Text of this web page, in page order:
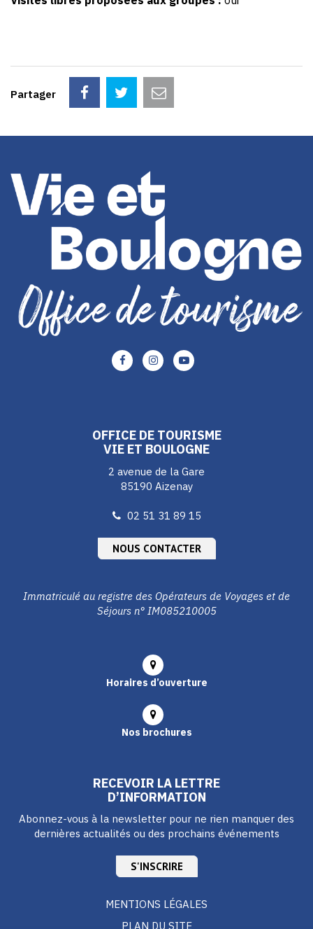
Partager
Lien
vers
Lien
vers
Lien
vers
OFFICE DE TOURISME
VIE ET BOULOGNE
2 avenue de la Gare
85190 Aizenay
02 51 31 89 15
NOUS CONTACTER
Immatriculé au registre des Opérateurs de Voyages et de
Séjours n° IM085210005
Horaires d’ouverture
Nos brochures
RECEVOIR LA LETTRE
D’INFORMATION
Abonnez-vous à la newsletter pour ne rien manquer des
dernières actualités ou des prochains événements
S'INSCRIRE
MENTIONS LÉGALES
PLAN DU SITE